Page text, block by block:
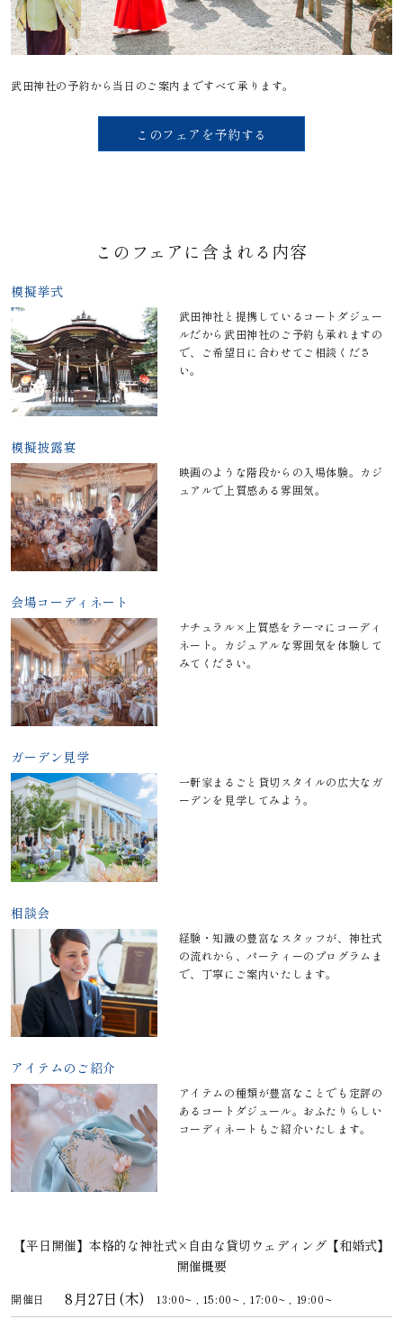
武田神社の予約から当日のご案内まですべて承ります。
このフェアを予約する
このフェアに含まれる内容
模擬挙式
武田神社と提携しているコートダジュー
ルだから武田神社のご予約も承れますの
で、ご希望日に合わせてご相談くださ
い。
模擬披露宴
映画のような階段からの入場体験。カジ
ュアルで上質感ある雰囲気。
会場コーディネート
ナチュラル×上質感をテーマにコーディ
ネート。カジュアルな雰囲気を体験して
みてください。
ガーデン見学
一軒家まるごと貸切スタイルの広大なガ
ーデンを見学してみよう。
相談会
経験・知識の豊富なスタッフが、神社式
の流れから、パーティーのプログラムま
で、丁寧にご案内いたします。
アイテムのご紹介
アイテムの種類が豊富なことでも定評の
あるコートダジュール。おふたりらしい
コーディネートもご紹介いたします。
【平日開催】本格的な神社式×自由な貸切ウェディング【和婚式】
開催概要
開催日 8月27日(木) 13:00~ , 15:00~ , 17:00~ , 19:00~